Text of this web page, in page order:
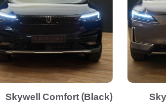
Skywell Comfort (Black)